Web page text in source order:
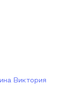
Виктория